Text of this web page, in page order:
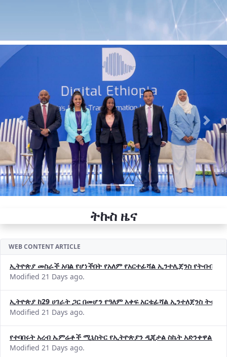
Previous Next
ትኩስ ዜና
WEB CONTENT ARTICLE
ኢትዮጵያ መስራች አባል የሆነችበት የአለም የአርተፊሻል ኢንተሊጀንስ የትብብር
Modified 21 Days ago.
ኢትዮጵያ ከ29 ሀገራት ጋር በመሆን የዓለም አቀፍ አርቴፊሻል ኢንተለጀንስ
Modified 21 Days ago.
የተባበሩት አረብ ኤምሬቶች ሚኒስትር የኢትዮጵያን ዲጂታል ስኬት አድንቀዋል
Modified 21 Days ago.